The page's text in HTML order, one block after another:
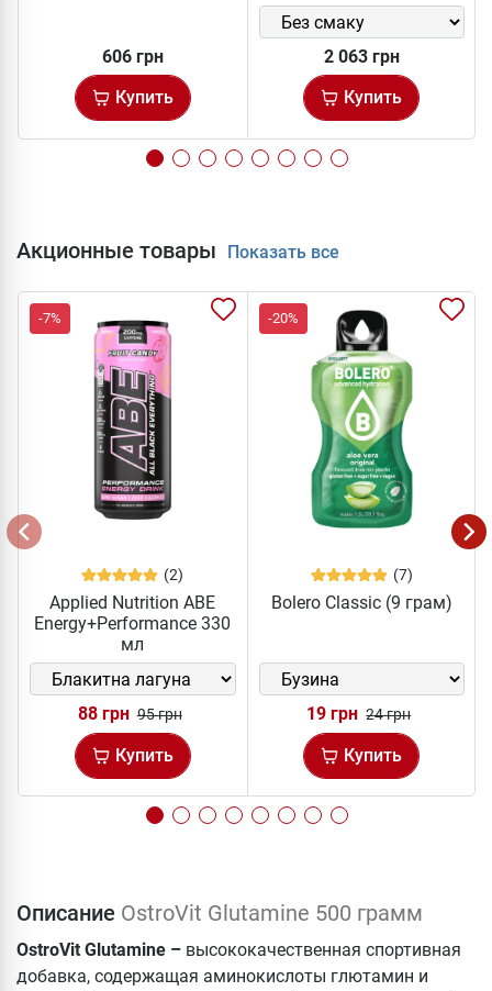
606 грн
Купить
2 063 грн
Купить
Акционные товары Показать все
-7%
(2)
Applied Nutrition ABE
Energy+Performance 330
мл
88 грн 95 грн
Купить
-20%
(7)
Bolero Classic (9 грам)
19 грн 24 грн
Купить
Описание OstroVit Glutamine 500 грамм
OstroVit Glutamine – высококачественная спортивная
добавка, содержащая аминокислоты глютамин и